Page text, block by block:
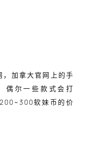
，加拿大官网上的手
偶尔一些款式会打
软妹币的价